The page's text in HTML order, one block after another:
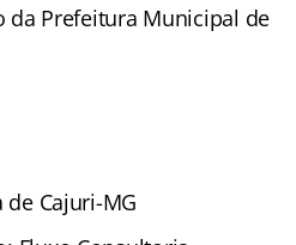
Prefeitura Municipal de
de Cajuri-MG